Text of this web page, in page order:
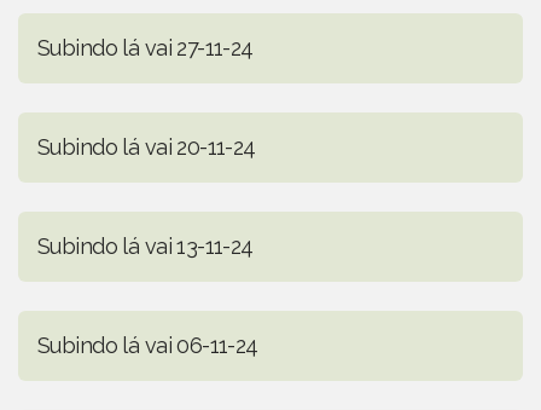
Subindo lá vai 27-11-24
Subindo lá vai 20-11-24
Subindo lá vai 13-11-24
Subindo lá vai 06-11-24